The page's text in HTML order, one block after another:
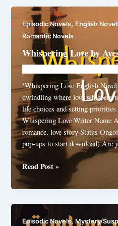
gum
shamain
by
Vashma
Hafsa
Arqam
Episodic Novels, English
Romantic Novels
Whispering Love by
‘Whispering Love English
dwindling where love whispers
life choices and setting
Whispering Love Writer Name
romance, love story Status
pop-ups to start download) Are
Whispering
Love
by
Asif
Read Post »
Episodic Novels, Mystery/